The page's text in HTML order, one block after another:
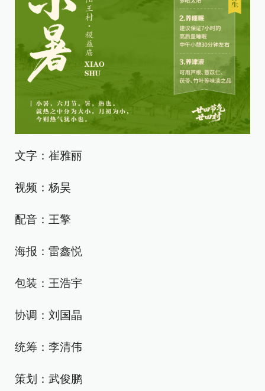
文字：崔雅丽
视频：杨昊
配音：王擎
海报：雷鑫悦
包装：王浩宇
协调：刘国晶
统筹：李清伟
策划：武俊鹏